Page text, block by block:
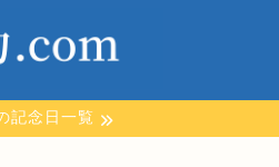
記念日一覧